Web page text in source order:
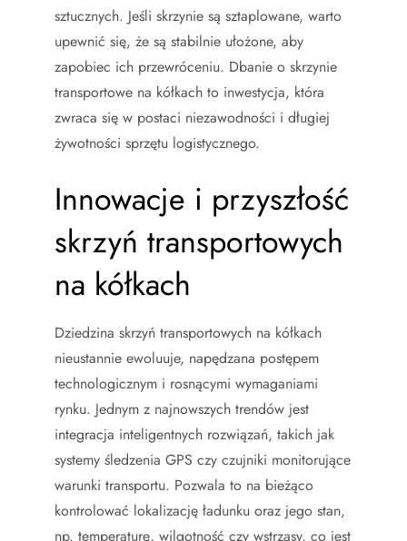
sztucznych. Jeśli skrzynie są sztaplowane, warto
upewnić się, że są stabilnie ułożone, aby
zapobiec ich przewróceniu. Dbanie o skrzynie
transportowe na kółkach to inwestycja, która
zwraca się w postaci niezawodności i długiej
żywotności sprzętu logistycznego.
Innowacje i przyszłość
skrzyń transportowych
na kółkach
Dziedzina skrzyń transportowych na kółkach
nieustannie ewoluuje, napędzana postępem
technologicznym i rosnącymi wymaganiami
rynku. Jednym z najnowszych trendów jest
integracja inteligentnych rozwiązań, takich jak
systemy śledzenia GPS czy czujniki monitorujące
warunki transportu. Pozwala to na bieżąco
kontrolować lokalizację ładunku oraz jego stan,
np. temperaturę, wilgotność czy wstrząsy, co jest